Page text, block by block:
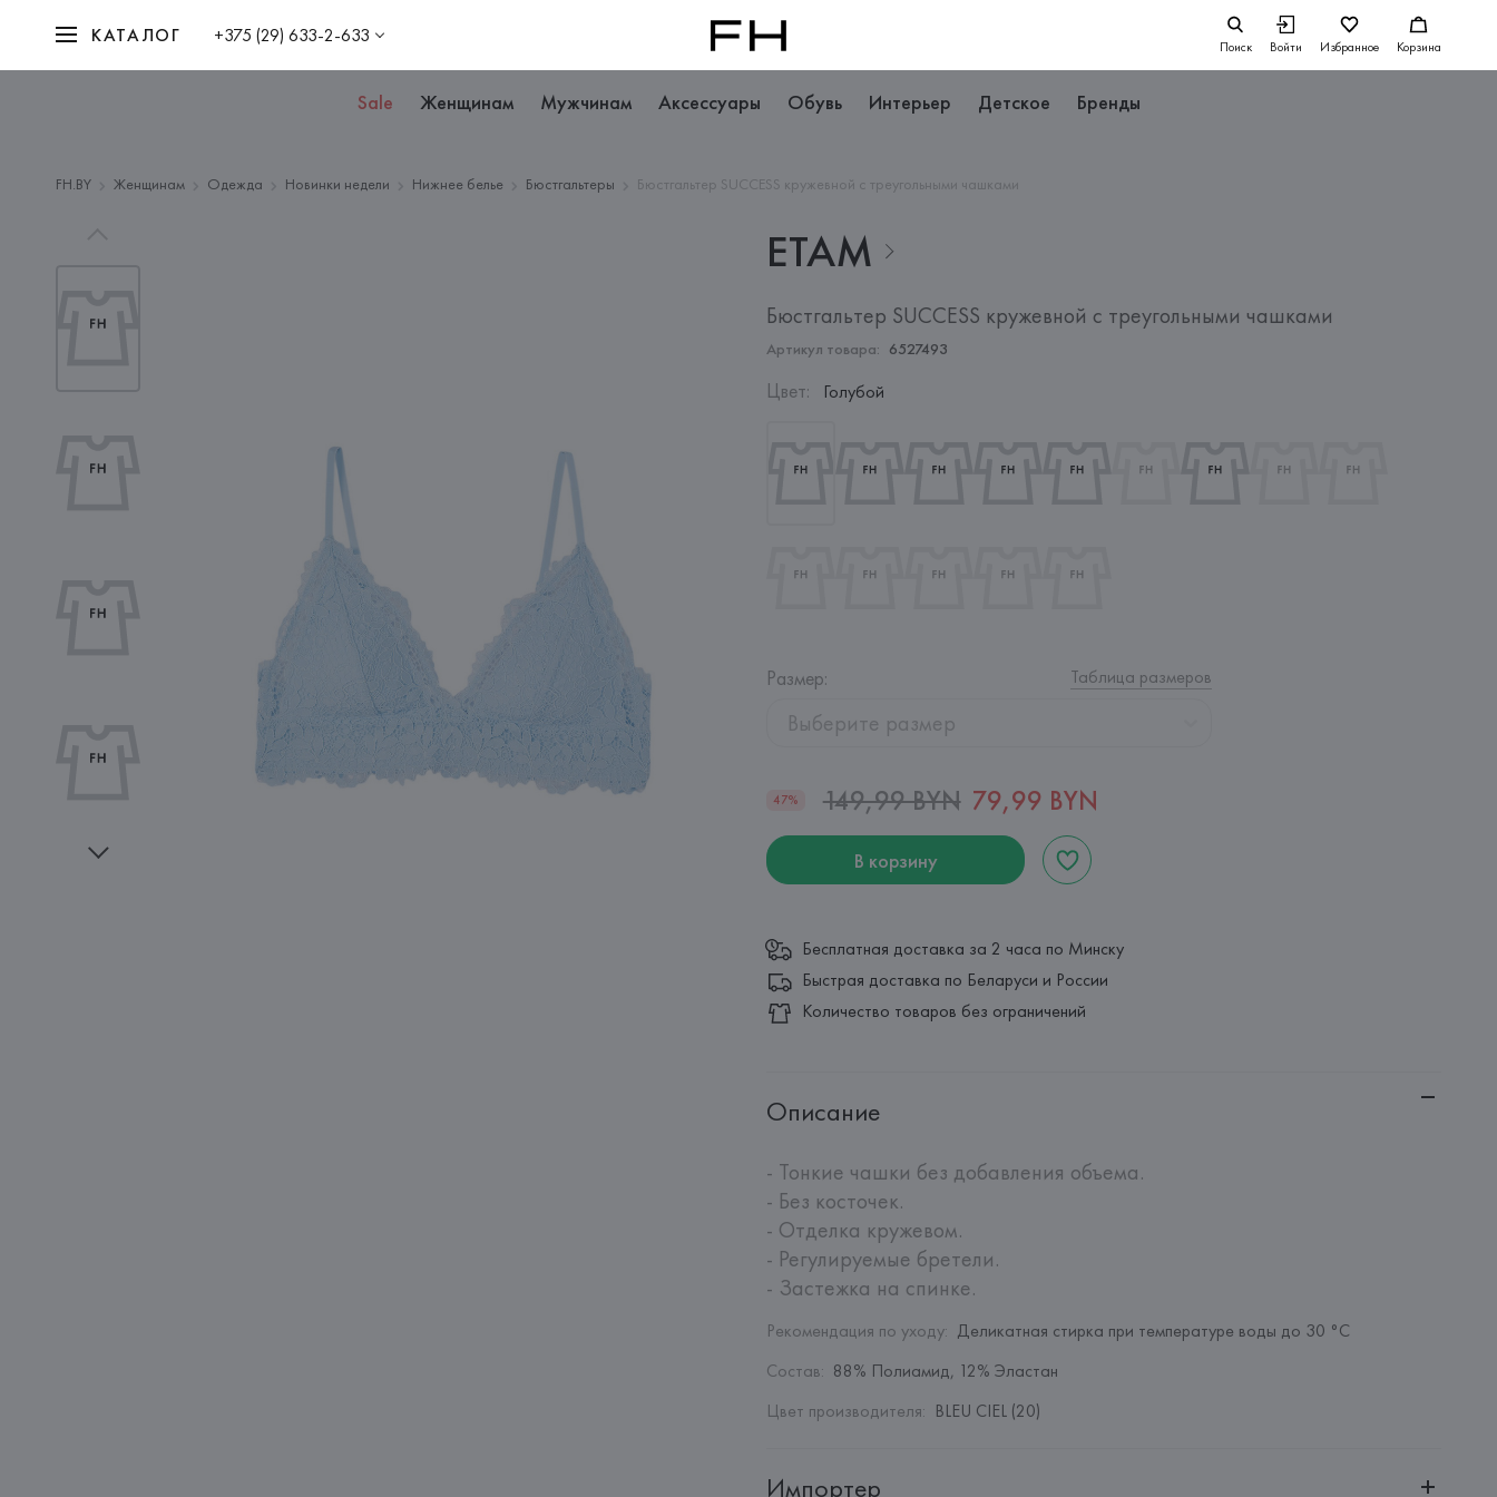
КАТАЛОГ +375 (29) 633-2-633 Поиск Войти Избранное Корзина
Sale Женщинам Мужчинам Аксессуары Обувь Интерьер Детское Бренды
FH.BY Женщинам Одежда Новинки недели Нижнее белье Бюстгальтеры Бюстгальтер SUCCESS кружевной с треугольными чашками
ETAM
Бюстгальтер SUCCESS кружевной с треугольными чашками
Артикул товара: 6527493
Цвет: Голубой
Размер: Таблица размеров
Выберите размер
47% 149,99 BYN 79,99 BYN
В корзину
Бесплатная доставка за 2 часа по Минску
Быстрая доставка по Беларуси и России
Количество товаров без ограничений
Описание
- Тонкие чашки без добавления объема.
- Без косточек.
- Отделка кружевом.
- Регулируемые бретели.
- Застежка на спинке.
Рекомендация по уходу: Деликатная стирка при температуре воды до 30 °C
Состав: 88% Полиамид, 12% Эластан
Цвет производителя: BLEU CIEL (20)
Импортер